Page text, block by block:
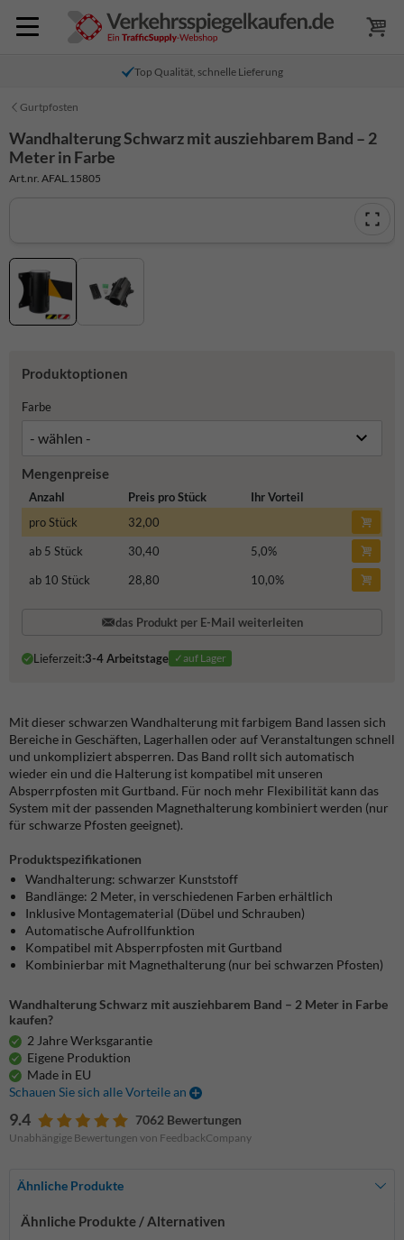
Top Qualität, schnelle Lieferung
Gurtpfosten
Wandhalterung Schwarz mit ausziehbarem Band – 2
Meter in Farbe
Art.nr. AFAL.15805
Produktoptionen
Farbe
Mengenpreise
Anzahl Preis pro Stück
Ihr Vorteil
pro Stück
32,00
ab 5 Stück
30,40 5,0%
ab 10 Stück
28,80 10,0%
das Produkt per E-Mail weiterleiten
Lieferzeit:3-4 Arbeitstage ✓auf Lager
Mit dieser schwarzen Wandhalterung mit farbigem Band lassen sich
Bereiche in Geschäften, Lagerhallen oder auf Veranstaltungen schnell
und unkompliziert absperren. Das Band rollt sich automatisch
wieder ein und die Halterung ist kompatibel mit unseren
Absperrpfosten mit Gurtband. Für noch mehr Flexibilität kann das
System mit der passenden Magnethalterung kombiniert werden (nur
für schwarze Pfosten geeignet).
Produktspezifikationen
Wandhalterung: schwarzer Kunststoff
Bandlänge: 2 Meter, in verschiedenen Farben erhältlich
Inklusive Montagematerial (Dübel und Schrauben)
Automatische Aufrollfunktion
Kompatibel mit Absperrpfosten mit Gurtband
Kombinierbar mit Magnethalterung (nur bei schwarzen Pfosten)
Wandhalterung Schwarz mit ausziehbarem Band – 2 Meter in Farbe
kaufen?
2 Jahre Werksgarantie
Eigene Produktion
Made in EU
Schauen Sie sich alle Vorteile an
9.4 7062 Bewertungen
Unabhängige Bewertungen von FeedbackCompany
Ähnliche Produkte
Ähnliche Produkte / Alternativen